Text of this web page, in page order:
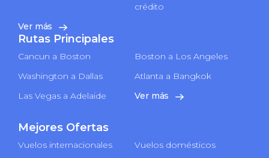
crédito
Ver más
Rutas Principales
Cancun a Boston
Boston a Los Angeles
Washington a Dallas
Atlanta a Bangkok
Las Vegas a Adelaide
Ver más
Mejores Ofertas
Vuelos internacionales
Vuelos domésticos